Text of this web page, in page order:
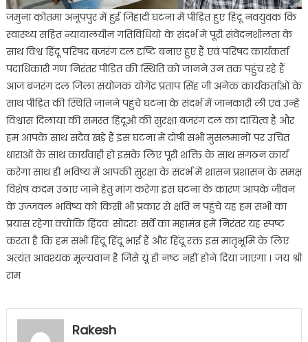
जमुना कोतमा अनूपपुर में हुई जिहादी घटना में पीड़ित हुए हिंदू नवयुवक कि
स्वास्थ्य सहित न्यायालयीन गतिविधियों के संदर्भ मे पूरी संवेदनशीलता के
साथ विश्व हिंदू परिषद बजरंग दल दृष्टि बनाए हुए हैं एवं परिषद कार्यकर्ता
पदाधिकारी गण निरंतर पीड़ित की स्थिति को जानने उन तक पहुंच रहे हैं
आज बजरंग दल जिला संयोजक योगेंद्र प्रताप सिंह जी अनेक कार्यकर्ताओं के
साथ पीड़ित की स्थिति जानने पहुंचे घटना के संदर्भ में जानकारी ली एवं उन्हें
विश्वास दिलाया की समस्त हिंदूओ की सुरक्षा बजरंग दल का दायित्व है और
हम आपके साथ सदैव खड़े हैं इस घटना में दोषी सभी मुसलमानों पर उचित
धाराओं के साथ कार्यवाही हो इसके लिए पूरी शक्ति के साथ संगठन कार्य
करेगा साथ ही भविष्य में आपकी सुरक्षा के संदर्भ में शासन प्रशासन के समक्ष
विशेष कदम उठाए जाने हेतु मांग करेगा इस घटना के कारण आपके जीवन
के उज्जवल भविष्य को किसी भी प्रकार से क्षति न पहुंचे यह हम सभी का
प्रयास रहेगा क्योंकि हिंदवः सोदराः सर्वे का महामंत्र हमें निरंतर यह स्पष्ट
करता है कि हम सभी हिंदू हिंदू भाई हैं और हिंदू रक्त इस मातृभूमि के लिए
अत्यंत आवश्यक मूल्यवान है जिसे यूं ही नष्ट नहीं होने दिया जाएगा ꫰ जय श्री
राम
Rakesh